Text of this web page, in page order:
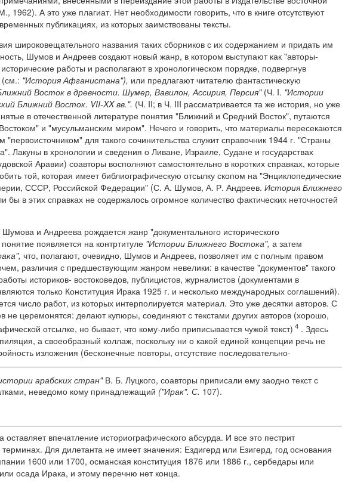
1962). А это уже плагиат. Нет необходимости говорить, что в книге отсутствуют
публикациях, из которых заимствованы тексты.
широковещательного названия таких сборников с их содержанием и придать им
Шумов и Андреев создают новый жанр, в котором выступают как "авторы-
работы и располагают в хронологическом порядке, подвергнув
"История Афганистана"), или предлагают читателю фантастическую
Восток в древности. Шумер, Вавилон, Ассирия, Персия"(Ч. I. "Истории
Ближний Восток. VII-XX вв.". (Ч. II; в Ч. III рассматривается та же история, но уже
в отечественной литературе понятия "Ближний и Средний Восток", путаются
и "мусульманским миром". Нечего и говорить, что материалы пересекаются
для такого сочинительства служит справочник 1944 г. "Страны
Лакуны в хронологии и сведения о Ливане, Израиле, Судане и государствах
Аравии) соавторы восполняют самостоятельно в коротких справках, которые
той, которая имеет библиографическую отсылку скопом на "Энциклопедические
СССР, Российской Федерации" (С. А. Шумов, А. Р. Андреев. История Ближнего
в этих справках не содержалось огромное количество фактических неточностей
Шумова и Андреева рождается жанр "документального исторического
появляется на контртитуле "Истории Ближнего Востока", а затем
что, полагают, очевидно, Шумов и Андреев, позволяет им с полным правом
различия с предшествующим жанром невелики: в качестве "документов" такого
историков- востоковедов, публицистов, журналистов (документами в
только Конституция Ирака 1925 г. и несколько международных соглашений).
число работ, из которых интерполируется материал. Это уже десятки авторов. С
не церемонятся: делают купюры, соединяют с текстами других авторов (хорошо,
отсылке, но бывает, что кому-либо приписывается чужой текст) 4 . Здесь
а своеобразный коллаж, поскольку ни о какой единой концепции речь не
изложения (бесконечные повторы, отсутствие последовательно-
арабских стран"В. Б. Луцкого, соавторы приписали ему заодно текст с
неведомо кому принадлежащий ("Ирак". С. 107).
оставляет впечатление историографического абсурда. И все это пестрит
Для дилетанта не имеет значения: Ездигерд или Езигерд, год основания
1600 или 1700, османская конституция 1876 или 1886 г., сербедары или
осада Ирака, и этому перечню нет конца.